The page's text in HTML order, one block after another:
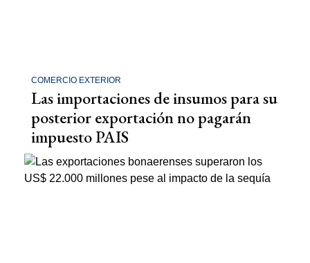
COMERCIO EXTERIOR
Las importaciones de insumos para su
posterior exportación no pagarán
impuesto PAIS